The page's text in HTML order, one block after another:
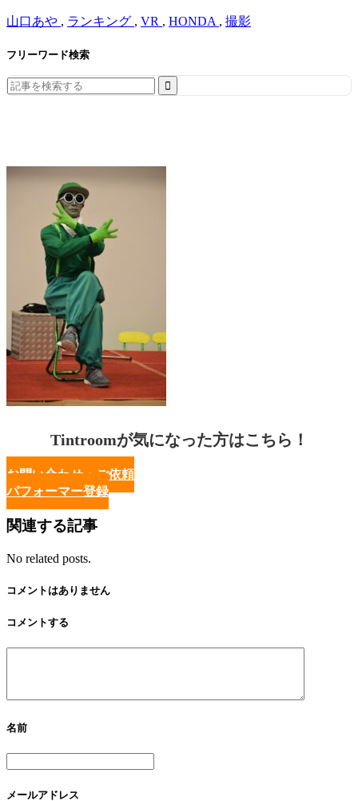
山口あや , ランキング , VR , HONDA , 撮影
フリーワード検索
Search
for:
Tintroomが気になった方はこちら！
お問い合わせ・ご依頼
パフォーマー登録
関連する記事
No related posts.
コメントはありません
コメントする
名前
メールアドレス